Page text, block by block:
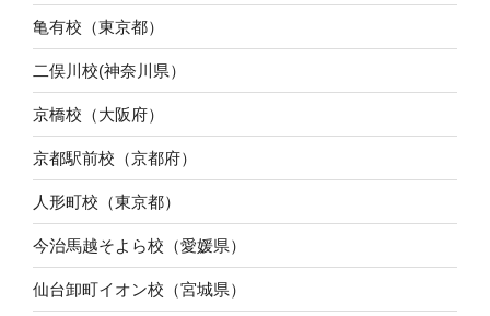
亀有校（東京都）
二俣川校(神奈川県）
京橋校（大阪府）
京都駅前校（京都府）
人形町校（東京都）
今治馬越そよら校（愛媛県）
仙台卸町イオン校（宮城県）